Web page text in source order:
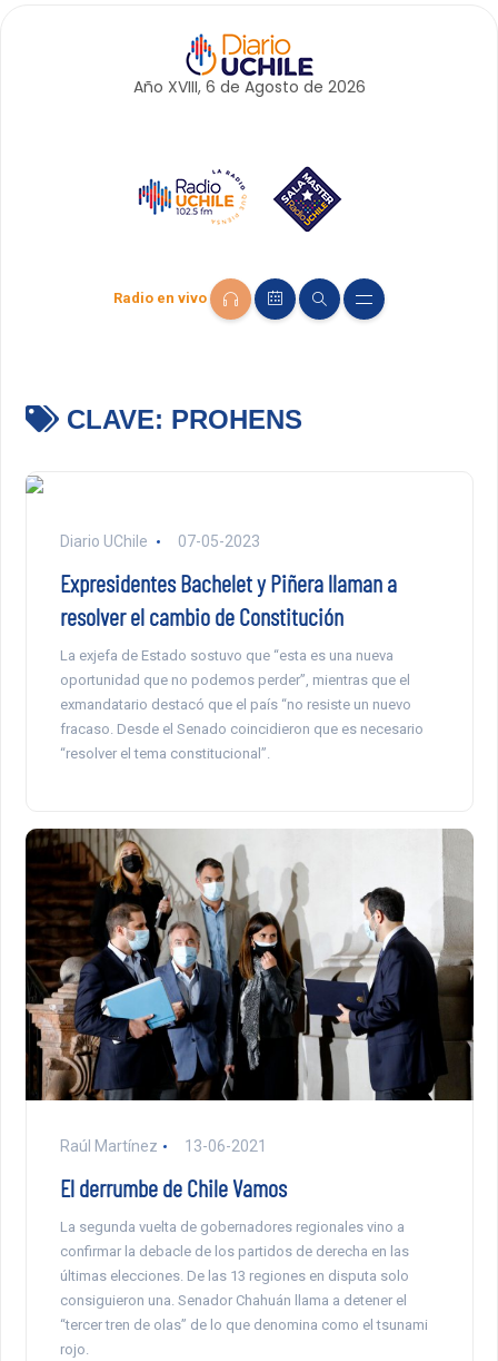
Año XVIII, 6 de Agosto de 2026
Radio en vivo
CLAVE: PROHENS
Diario UChile 07-05-2023
Expresidentes Bachelet y Piñera llaman a
resolver el cambio de Constitución
La exjefa de Estado sostuvo que “esta es una nueva
oportunidad que no podemos perder”, mientras que el
exmandatario destacó que el país “no resiste un nuevo
fracaso. Desde el Senado coincidieron que es necesario
“resolver el tema constitucional”.
Raúl Martínez 13-06-2021
El derrumbe de Chile Vamos
La segunda vuelta de gobernadores regionales vino a
confirmar la debacle de los partidos de derecha en las
últimas elecciones. De las 13 regiones en disputa solo
consiguieron una. Senador Chahuán llama a detener el
“tercer tren de olas” de lo que denomina como el tsunami
rojo.